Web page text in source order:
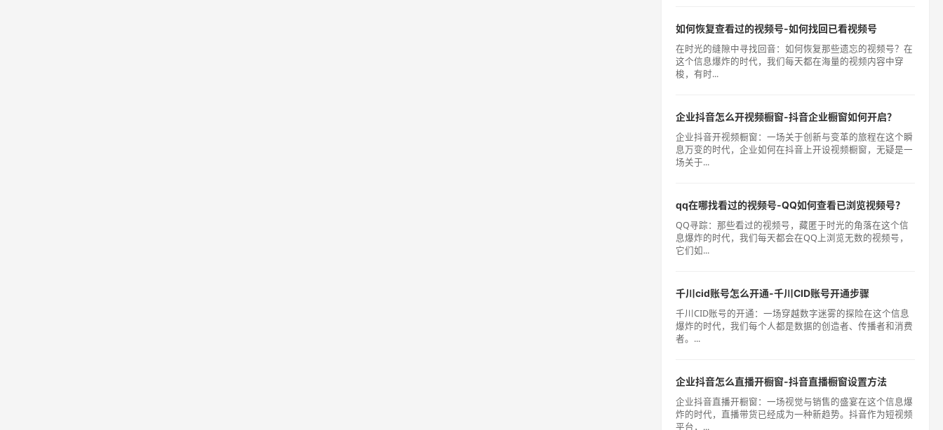
如何恢复查看过的视频号-如何找回已看视频号
在时光的缝隙中寻找回音：如何恢复那些遗忘的视频号？在
这个信息爆炸的时代，我们每天都在海量的视频内容中穿
梭，有时...
企业抖音怎么开视频橱窗-抖音企业橱窗如何开启？
企业抖音开视频橱窗：一场关于创新与变革的旅程在这个瞬
息万变的时代，企业如何在抖音上开设视频橱窗，无疑是一
场关于...
qq在哪找看过的视频号-QQ如何查看已浏览视频号？
QQ寻踪：那些看过的视频号，藏匿于时光的角落在这个信
息爆炸的时代，我们每天都会在QQ上浏览无数的视频号，
它们如...
千川cid账号怎么开通-千川CID账号开通步骤
千川CID账号的开通：一场穿越数字迷雾的探险在这个信息
爆炸的时代，我们每个人都是数据的创造者、传播者和消费
者。...
企业抖音怎么直播开橱窗-抖音直播橱窗设置方法
企业抖音直播开橱窗：一场视觉与销售的盛宴在这个信息爆
炸的时代，直播带货已经成为一种新趋势。抖音作为短视频
平台，...